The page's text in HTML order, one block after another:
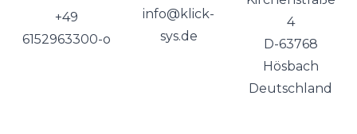
+49
6152963300-o
info@klick-
sys.de
4
D-63768
Hösbach
Deutschland